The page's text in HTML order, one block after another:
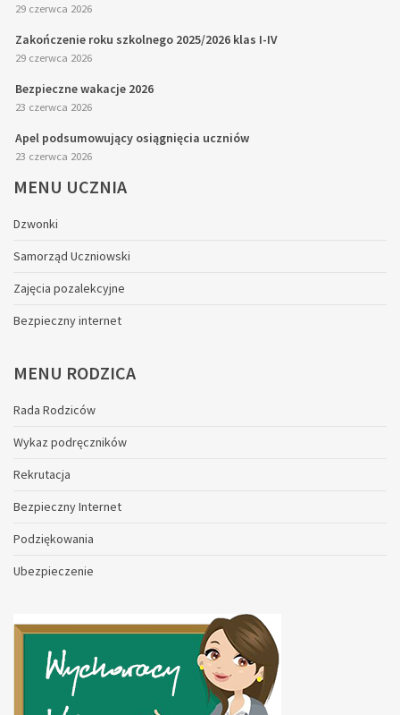
29 czerwca 2026
Zakończenie roku szkolnego 2025/2026 klas I-IV
29 czerwca 2026
Bezpieczne wakacje 2026
23 czerwca 2026
Apel podsumowujący osiągnięcia uczniów
23 czerwca 2026
MENU UCZNIA
Dzwonki
Samorząd Uczniowski
Zajęcia pozalekcyjne
Bezpieczny internet
MENU RODZICA
Rada Rodziców
Wykaz podręczników
Rekrutacja
Bezpieczny Internet
Podziękowania
Ubezpieczenie